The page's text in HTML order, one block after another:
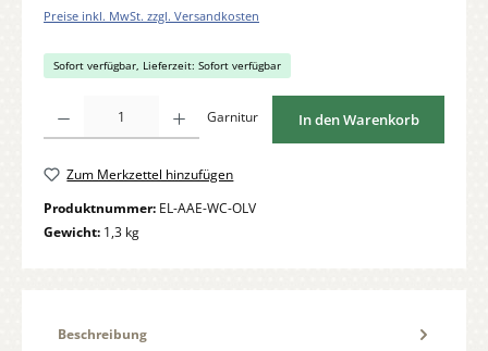
Preise inkl. MwSt. zzgl. Versandkosten
Sofort verfügbar, Lieferzeit: Sofort verfügbar
Garnitur In den Warenkorb
Zum Merkzettel hinzufügen
Produktnummer: EL-AAE-WC-OLV
Gewicht: 1,3 kg
Beschreibung